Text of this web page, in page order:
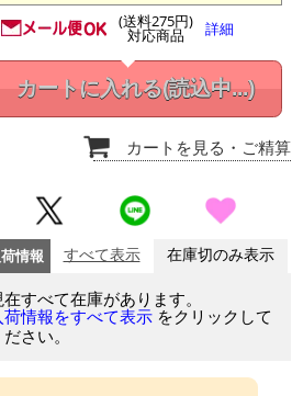
(送料275円)
対応商品 詳細
カートに入れる(読込中...)
カートを見る ・ご精算
荷情報 すべて表示 在庫切のみ表示
すべて在庫があります。
荷情報をすべて表示 をクリックして
ださい。